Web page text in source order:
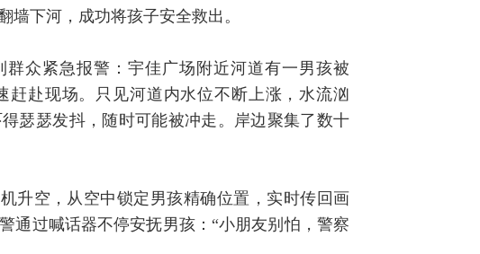
墙下河，成功将孩子安全救出。
众紧急报警：宇佳广场附近河道有一男孩被
赶赴现场。只见河道内水位不断上涨，水流汹
瑟瑟发抖，随时可能被冲走。岸边聚集了数十
升空，从空中锁定男孩精确位置，实时传回画
通过喊话器不停安抚男孩：“小朋友别怕，警察